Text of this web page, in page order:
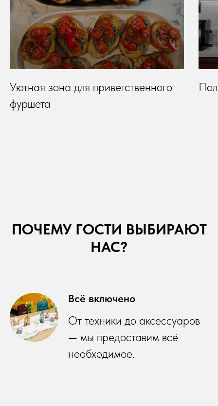
Уютная зона для приветственного
фуршета
ПОЧЕМУ ГОСТИ ВЫБИРАЮТ
НАС?
Всё включено
От техники до аксессуаров
— мы предоставим всё
необходимое.